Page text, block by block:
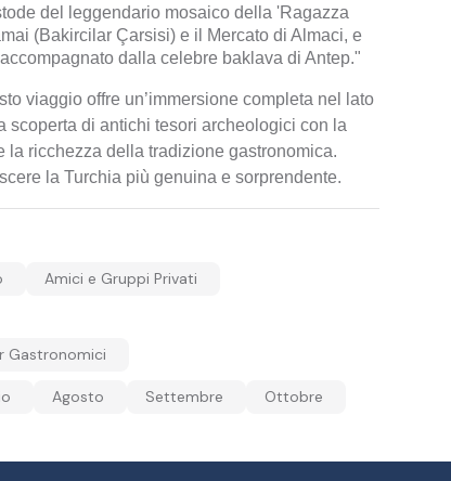
del leggendario mosaico della 'Ragazza
(Bakircilar Çarsisi) e il Mercato di Almaci, e
dalla celebre baklava di Antep."
viaggio offre un’immersione completa nel lato
scoperta di antichi tesori archeologici con la
ricchezza della tradizione gastronomica.
la Turchia più genuina e sorprendente.
Amici e Gruppi Privati
Gastronomici
Agosto Settembre Ottobre